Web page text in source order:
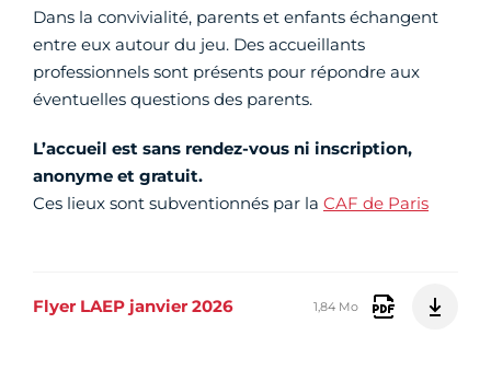
Dans la convivialité, parents et enfants échangent
entre eux autour du jeu. Des accueillants
professionnels sont présents pour répondre aux
éventuelles questions des parents.
L’accueil est sans rendez-vous ni inscription,
anonyme et gratuit.
Ces lieux sont subventionnés par la CAF de Paris
Flyer LAEP janvier 2026 1,84 Mo